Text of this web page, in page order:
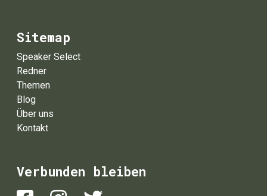
Sitemap
Speaker Select
Redner
Themen
Blog
Über uns
Kontakt
Verbunden bleiben